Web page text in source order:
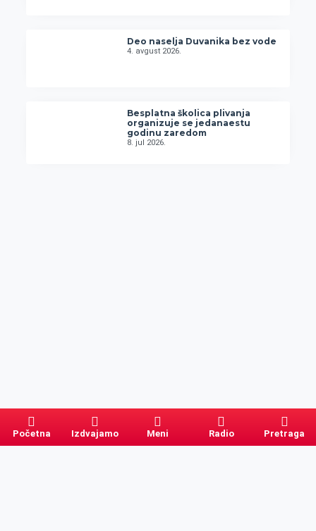
Deo naselja Duvanika bez vode
4. avgust 2026.
Besplatna školica plivanja
organizuje se jedanaestu
godinu zaredom
8. jul 2026.
Početna Izdvajamo Meni Radio Pretraga